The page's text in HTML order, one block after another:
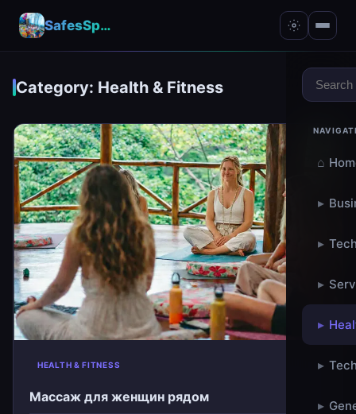
SafesSpace – A Secure Place for Growth & Support
⌂
▸
▸
▸
▸
▸
▸
Category: Health & Fitness
HEALTH & FITNESS
Массаж для женщин рядом